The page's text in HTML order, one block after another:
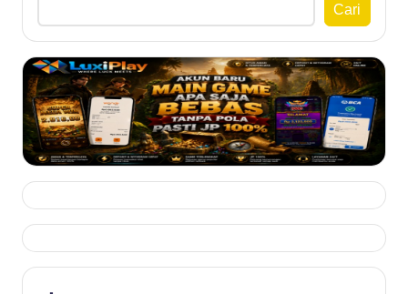
Cari